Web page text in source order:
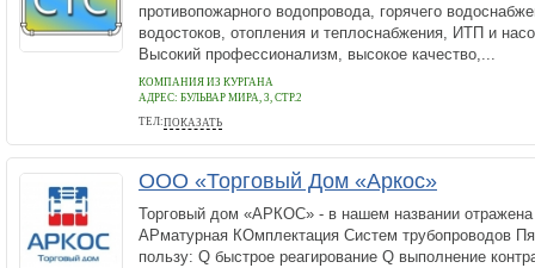
противопожарного водопровода, горячего
водостоков, отопления и теплоснабжения, ИТП и
Высокий профессионализм, высокое качество,...
КОМПАНИЯ ИЗ КУРГАНА
АДРЕС: БУЛЬВАР МИРА, 3, СТР.2
ТЕЛ:ПОКАЗАТЬ
8-922-566-0909
ООО «Торговый Дом «Аркос»
Торговый дом «АРКОС» - в нашем названии
АРматурная КОмплектация Систем трубопроводов
пользу: Q быстрое реагирование Q выполнение